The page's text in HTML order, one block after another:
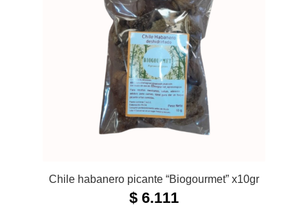
Chile habanero picante “Biogourmet” x10gr
$ 6.111